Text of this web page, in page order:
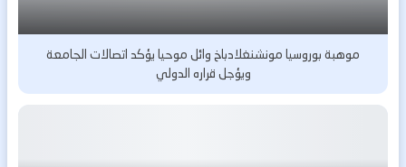
موهبة بوروسيا مونشنغلادباخ وائل موحيا يؤكد اتصالات الجامعة
ويؤجل قراره الدولي